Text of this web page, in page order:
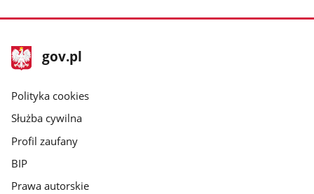
wierszywierszywierszy
stopka
gov.pl
Strona
gov.pl
gov.pl
Polityka cookies
Służba cywilna
Profil zaufany
BIP
Prawa autorskie